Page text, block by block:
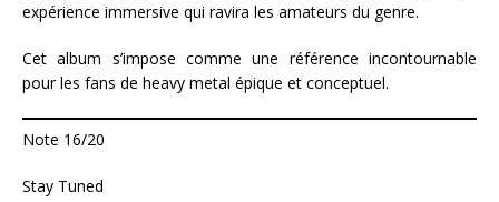
expérience immersive qui ravira les amateurs du genre.
Cet album s’impose comme une référence incontournable
pour les fans de heavy metal épique et conceptuel.
Note 16/20
Stay Tuned